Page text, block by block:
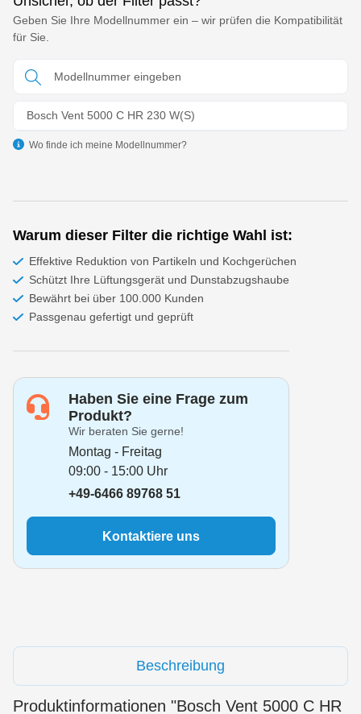
Geben Sie Ihre Modellnummer ein – wir prüfen die Kompatibilität
für Sie.
Bosch Vent 5000 C HR 230 W(S)
Wo finde ich meine Modellnummer?
Warum dieser Filter die richtige Wahl ist:
Effektive Reduktion von Partikeln und Kochgerüchen
Schützt Ihre Lüftungsgerät und Dunstabzugshaube
Bewährt bei über 100.000 Kunden
Passgenau gefertigt und geprüft
Haben Sie eine Frage zum
Produkt?
Wir beraten Sie gerne!
Montag - Freitag
09:00 - 15:00 Uhr
+49-6466 89768 51
Kontaktiere uns
Beschreibung
Produktinformationen "Bosch Vent 5000 C HR